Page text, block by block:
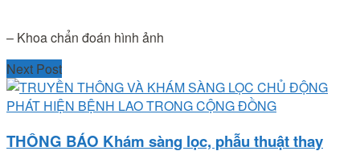
– Khoa chẩn đoán hình ảnh
Next Post
THÔNG BÁO Khám sàng lọc, phẫu thuật thay